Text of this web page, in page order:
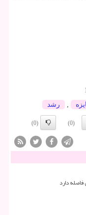
, رشد
(0)
(0)